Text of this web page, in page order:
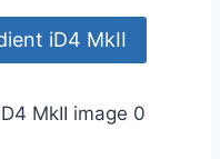
iD4 MkII